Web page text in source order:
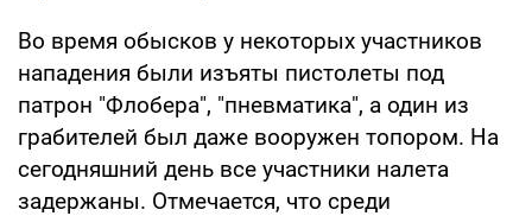
Во время обысков у некоторых участников
нападения были изъяты пистолеты под
патрон "Флобера", "пневматика", а один из
грабителей был даже вооружен топором. На
сегодняшний день все участники налета
задержаны. Отмечается, что среди